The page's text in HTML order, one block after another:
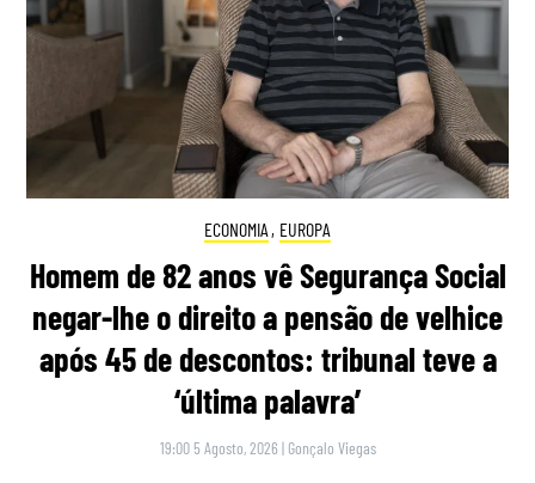
ECONOMIA , EUROPA
Homem de 82 anos vê Segurança Social
negar-lhe o direito a pensão de velhice
após 45 de descontos: tribunal teve a
‘última palavra’
19:00 5 Agosto, 2026 | Gonçalo Viegas